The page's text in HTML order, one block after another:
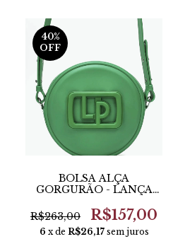
40%
OFF
BOLSA ALÇA
GORGURÃO - LANÇA
R$263,00
R$157,00
6 x de R$26,17 sem juros